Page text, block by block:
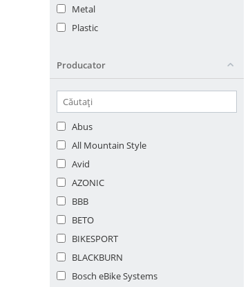
Metal
Plastic
Producator
Abus
All Mountain Style
Avid
AZONIC
BBB
BETO
BIKESPORT
BLACKBURN
Bosch eBike Systems